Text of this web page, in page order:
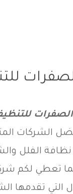
الشركات
الفلل
تعطي لكم
التي تقدمها